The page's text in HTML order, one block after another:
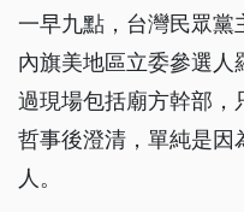
一早九點，台灣民眾黨
內旗美地區立委參選人
過現場包括廟方幹部，
哲事後澄清，單純是因
人。